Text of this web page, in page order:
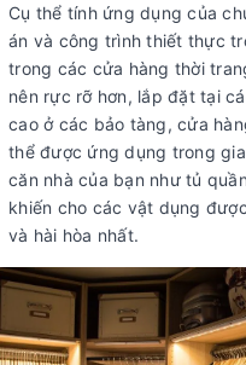
Cụ thể tính ứng dụng của
án và công trình thiết thực
trong các cửa hàng thời
nên rực rỡ hơn, lắp đặt tại
cao ở các bảo tàng, cửa
thể được ứng dụng trong
căn nhà của bạn như tủ
khiến cho các vật dụng
và hài hòa nhất.